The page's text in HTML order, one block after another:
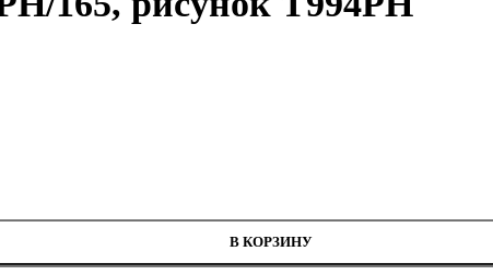
нитей
Т994РН
В КОРЗИНУ